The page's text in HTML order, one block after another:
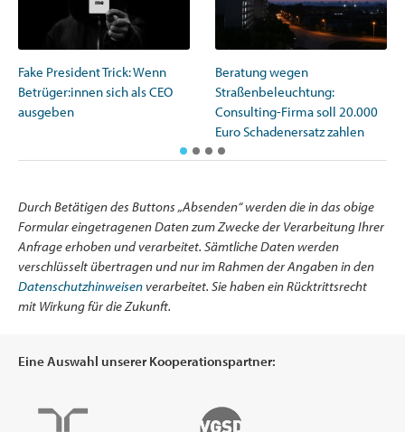
Fake President Trick: Wenn
Betrüger:innen sich als CEO
ausgeben
Beratung wegen
Straßenbeleuchtung:
Consulting-Firma soll 20.000
Euro Schadenersatz zahlen
Durch Betätigen des Buttons „Absenden“ werden die in das obige
Formular eingetragenen Daten zum Zwecke der Verarbeitung Ihrer
Anfrage erhoben und verarbeitet. Sämtliche Daten werden
verschlüsselt übertragen und nur im Rahmen der Angaben in den
Datenschutzhinweisenverarbeitet. Sie haben ein Rücktrittsrecht
mit Wirkung für die Zukunft.
Eine Auswahl unserer Kooperationspartner: